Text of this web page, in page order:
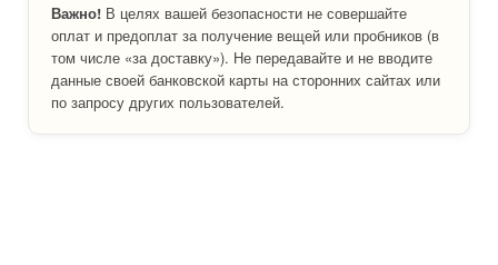
Важно! В целях вашей безопасности не совершайте
оплат и предоплат за получение вещей или пробников (в
том числе «за доставку»). Не передавайте и не вводите
данные своей банковской карты на сторонних сайтах или
по запросу других пользователей.